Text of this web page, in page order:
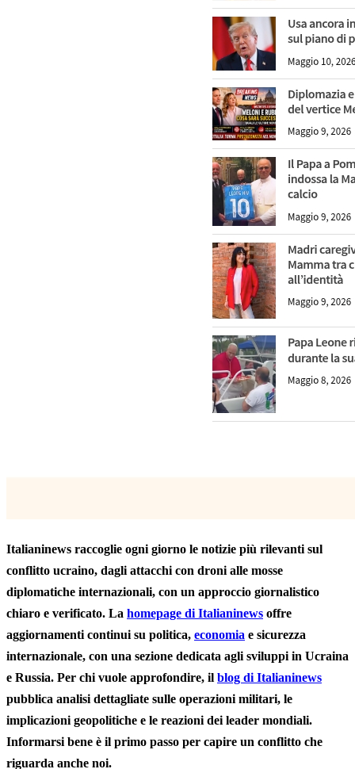
Italianinews raccoglie ogni giorno le notizie più rilevanti sul
conflitto ucraino, dagli attacchi con droni alle mosse
diplomatiche internazionali, con un approccio giornalistico
chiaro e verificato. La homepage di Italianinews offre
aggiornamenti continui su politica, economia e sicurezza
internazionale, con una sezione dedicata agli sviluppi in Ucraina
e Russia. Per chi vuole approfondire, il blog di Italianinews
pubblica analisi dettagliate sulle operazioni militari, le
implicazioni geopolitiche e le reazioni dei leader mondiali.
Informarsi bene è il primo passo per capire un conflitto che
riguarda anche noi.